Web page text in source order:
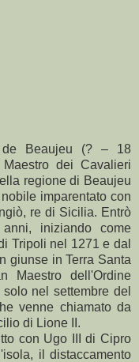
de Beaujeu (? – 18
dei Cavalieri
regione di Beaujeu
imparentato con
re di Sicilia. Entrò
iniziando come
Tripoli nel 1271 e dal
giunse in Terra Santa
Maestro dell'Ordine
nel settembre del
venne chiamato da
di Lione II.
con Ugo III di Cipro
il distaccamento